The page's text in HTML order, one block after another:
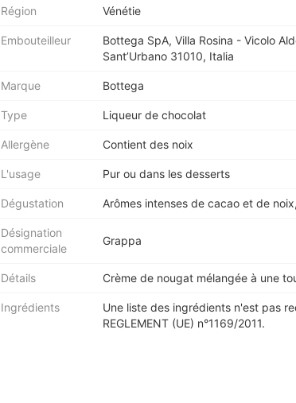
Région Vénétie
Embouteilleur
Bottega SpA, Villa Rosina - Vicolo
Sant’Urbano 31010, Italia
Marque Bottega
Type Liqueur de chocolat
Allergène Contient des noix
L'usage Pur ou dans les desserts
Dégustation Arômes intenses de cacao et de
Désignation
commerciale
Grappa
Détails Crème de nougat mélangée à une
Ingrédients
Une liste des ingrédients n'est pas
REGLEMENT (UE) n°1169/2011.